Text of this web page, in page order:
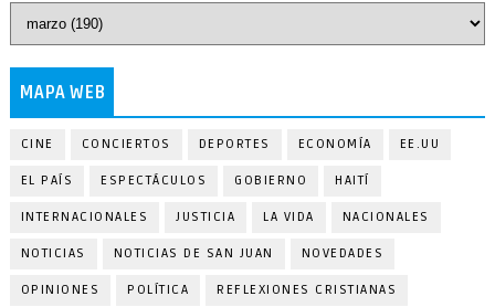
MAPA WEB
CINE CONCIERTOS DEPORTES ECONOMÍA EE.UU
EL PAÍS ESPECTÁCULOS GOBIERNO HAITÍ
INTERNACIONALES JUSTICIA LA VIDA NACIONALES
NOTICIAS NOTICIAS DE SAN JUAN NOVEDADES
OPINIONES POLÍTICA REFLEXIONES CRISTIANAS